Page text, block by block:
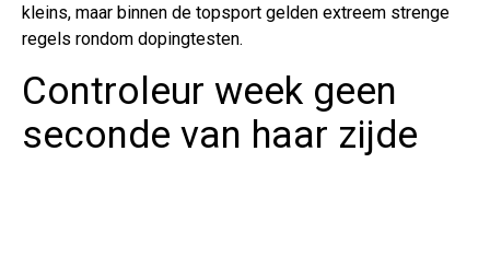
kleins, maar binnen de topsport gelden extreem strenge
regels rondom dopingtesten.
Controleur week geen
seconde van haar zijde